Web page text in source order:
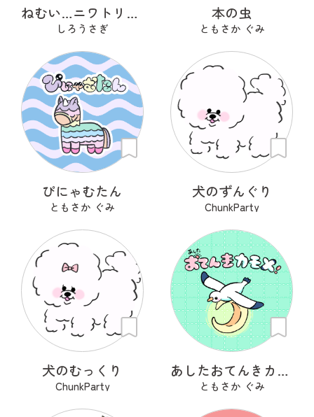
ねむい…ニワトリさん
しろうさぎ
本の虫
ともさか ぐみ
ぴにゃむたん
ともさか ぐみ
犬のずんぐり
ChunkParty
犬のむっくり
ChunkParty
あしたおてんきカモメ
ともさか ぐみ